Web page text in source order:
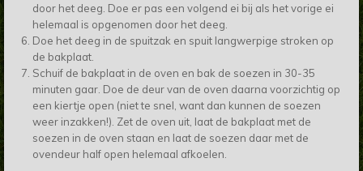
door het deeg. Doe er pas een volgend ei bij als het vorige ei
helemaal is opgenomen door het deeg.
Doe het deeg in de spuitzak en spuit langwerpige stroken op
de bakplaat.
Schuif de bakplaat in de oven en bak de soezen in 30-35
minuten gaar. Doe de deur van de oven daarna voorzichtig op
een kiertje open (niet te snel, want dan kunnen de soezen
weer inzakken!). Zet de oven uit, laat de bakplaat met de
soezen in de oven staan en laat de soezen daar met de
ovendeur half open helemaal afkoelen.